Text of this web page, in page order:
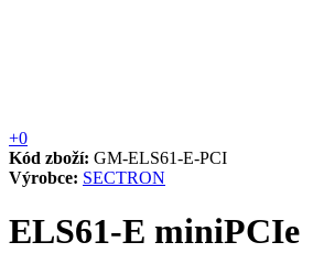
+0
Kód zboží: GM-ELS61-E-PCI
Výrobce: SECTRON
ELS61-E miniPCIe